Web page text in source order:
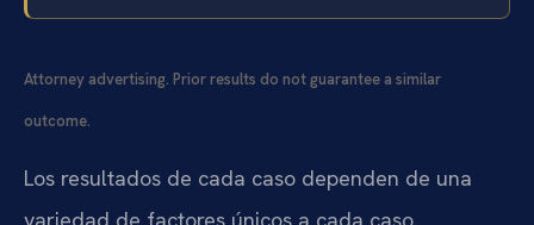
Attorney advertising. Prior results do not guarantee a similar
outcome.
Los resultados de cada caso dependen de una
variedad de factores únicos a cada caso.